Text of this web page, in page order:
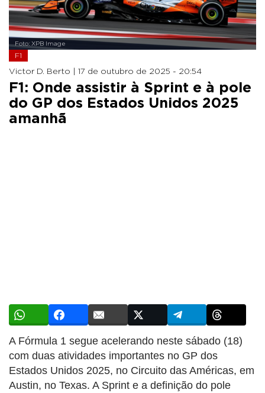
Foto: XPB Image
F1
Victor D. Berto | 17 de outubro de 2025 - 20:54
F1: Onde assistir à Sprint e à pole
do GP dos Estados Unidos 2025
amanhã
A Fórmula 1 segue acelerando neste sábado (18)
com duas atividades importantes no GP dos
Estados Unidos 2025, no Circuito das Américas, em
Austin, no Texas. A Sprint e a definição do pole